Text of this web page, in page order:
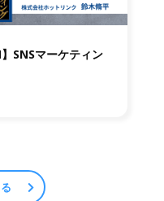
SNSマーケティン